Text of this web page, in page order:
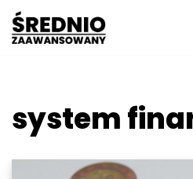
Przejdź
system